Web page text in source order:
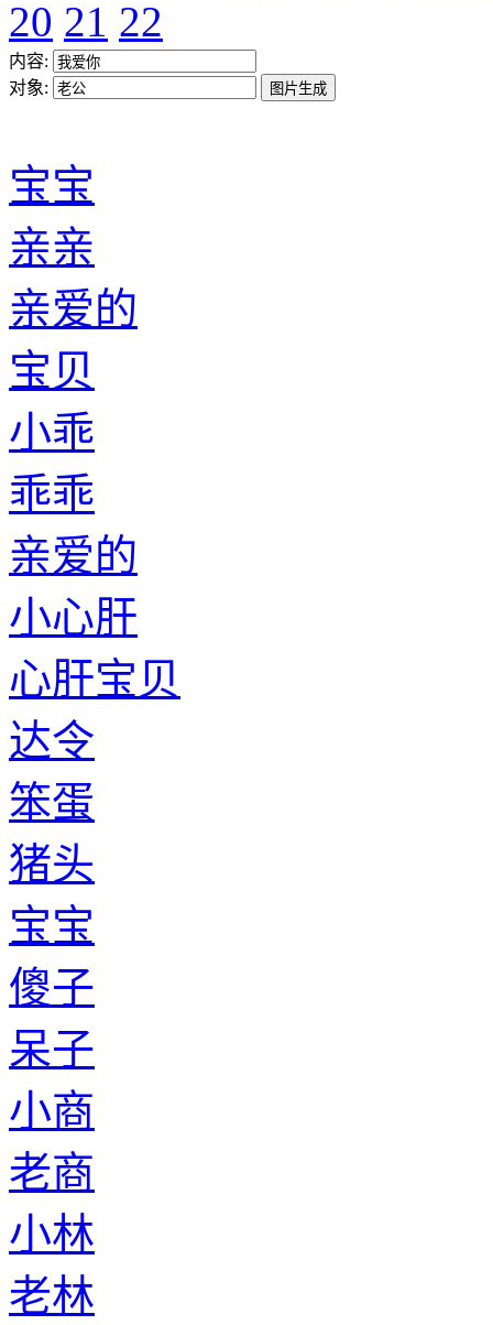
20 21 22
内容:
对象:
宝宝
亲亲
亲爱的
宝贝
小乖
乖乖
亲爱的
小心肝
心肝宝贝
达令
笨蛋
猪头
宝宝
傻子
呆子
小商
老商
小林
老林